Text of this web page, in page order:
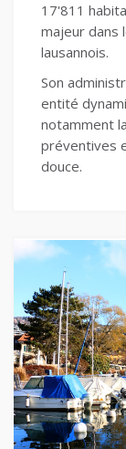
17'811
majeur dans
lausannois.
Son
entité
notamment
préventives
douce.